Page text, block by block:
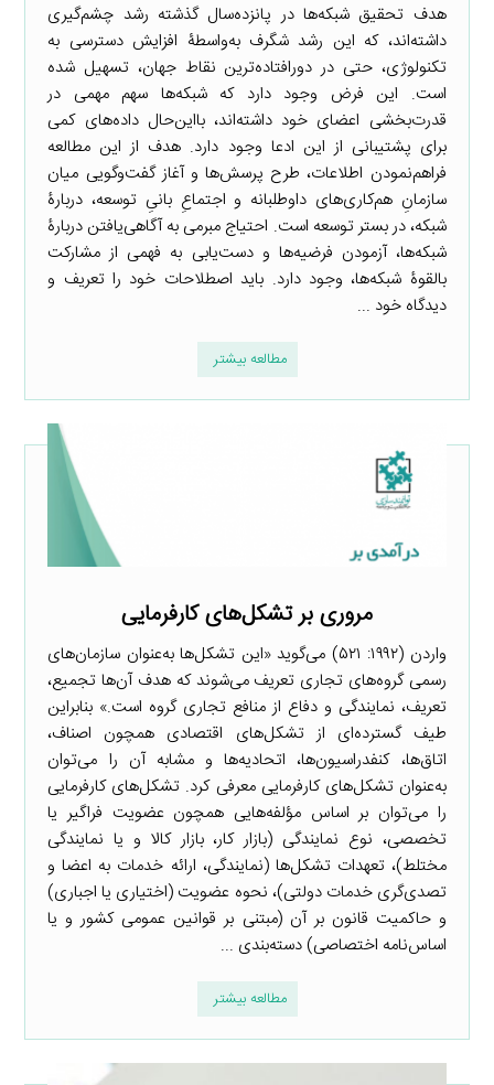
هدف تحقیق شبکه‌ها در پانزده‌سال گذشته رشد چشم‌گیری
داشته‌اند، که این رشد شگرف به‌واسطۀ افزایش دسترسی به
تکنولوژی، حتی در دورافتاده‌ترین نقاط جهان، تسهیل شده
است. این فرض وجود دارد که شبکه‌ها سهم مهمی در
قدرت‌بخشی اعضای خود داشته‌اند، بااین‌حال داده‌های کمی
برای پشتیبانی از این ادعا وجود دارد. هدف از این مطالعه
فراهم‌نمودن اطلاعات، طرح پرسش‌ها و آغاز گفت‌وگویی میان
سازمان‌ِ هم‌کاری‌های داوطلبانه و اجتماعِ بانیِ توسعه، دربارۀ
شبکه،‌ در بستر توسعه است. احتیاج مبرمی به آگاهی‌یافتن دربارۀ
شبکه‌ها، آزمودن فرضیه‌ها و دست‌یابی به فهمی از مشارکت
بالقوۀ شبکه‌ها، وجود دارد. باید اصطلاحات خود را تعریف و
دیدگاه خود ...
مطالعه بیشتر
مروری بر تشکل‌های کارفرمایی
واردن (۱۹۹۲: ۵۲۱) می‌گوید «این تشکل‌ها به‌عنوان سازمان‌های
رسمی گروه‌های تجاری تعریف می‌شوند که هدف آن‌ها تجمیع،
تعریف، نمایندگی و دفاع از منافع تجاری گروه است.» بنابراین
طیف گسترده‌ای از تشکل‌های اقتصادی همچون اصناف،
اتاق‌ها، کنفدراسیون‌ها، اتحادیه‌ها و مشابه آن را می‌توان
به‌عنوان تشکل‌های کارفرمایی معرفی کرد. تشکل‌های کارفرمایی
را می‌توان بر اساس مؤلفه‌هایی همچون عضویت فراگیر یا
تخصصی، نوع نمایندگی (بازار کار، بازار کالا و یا نمایندگی
مختلط)، تعهدات تشکل‌ها (نمایندگی، ارائه خدمات به اعضا و
تصدی‌گری خدمات دولتی)، نحوه عضویت (اختیاری یا اجباری)
و حاکمیت قانون بر آن (مبتنی بر قوانین عمومی کشور و یا
اساس‌نامه اختصاصی) دسته‌بندی ...
مطالعه بیشتر